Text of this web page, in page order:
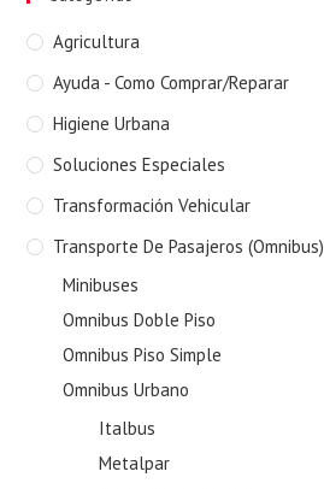
Agricultura
Ayuda - Como Comprar/Reparar
Higiene Urbana
Soluciones Especiales
Transformación Vehicular
Transporte De Pasajeros (Omnibus)
Minibuses
Omnibus Doble Piso
Omnibus Piso Simple
Omnibus Urbano
Italbus
Metalpar